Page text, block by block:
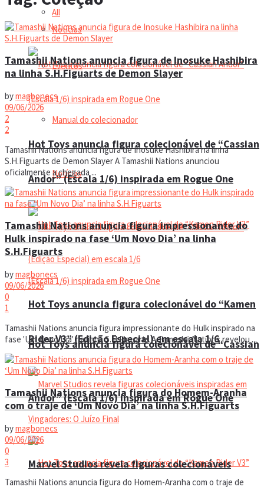
All
Eventos
Manual do colecionador
Notícias
Hot Toys anuncia figura colecionável de “Cassian
Andor” (Escala 1/6) inspirada em Rogue One
Notícias
Hot Toys anuncia figura colecionável de “Cassian
Andor” (Escala 1/6) inspirada em Rogue One
Hot Toys anuncia figura colecionável do “Kamen
Rider V3” (Edição Especial) em escala 1/6
Marvel Studios revela figuras colecionáveis
Tamashii Nations anuncia figura de Inosuke Hashibira
na linha S.H.Figuarts de Demon Slayer
bymagbonecs
09/06/2026
2
2
Tamashii Nations anuncia figura de Inosuke Hashibira na linha
S.H.Figuarts de Demon Slayer A Tamashii Nations anunciou
oficialmente a chegada ...
Tamashii Nations anuncia figura impressionante do
Hulk inspirado na fase ‘Um Novo Dia’ na linha
S.H.Figuarts
bymagbonecs
09/06/2026
0
1
Tamashii Nations anuncia figura impressionante do Hulk inspirado na
fase 'Um Novo Dia' na linha S.H.Figuarts A Tamashii Nations revelou ...
Tamashii Nations anuncia figura do Homem-Aranha
com o traje de ‘Um Novo Dia’ na linha S.H.Figuarts
bymagbonecs
09/06/2026
0
3
Tamashii Nations anuncia figura do Homem-Aranha com o traje de